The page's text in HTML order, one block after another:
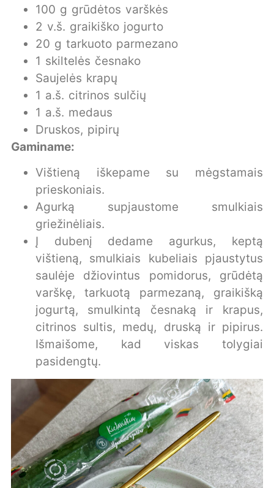
100 g grūdėtos varškės
2 v.š. graikiško jogurto
20 g tarkuoto parmezano
1 skiltelės česnako
Saujelės krapų
1 a.š. citrinos sulčių
1 a.š. medaus
Druskos, pipirų
Gaminame:
Vištieną iškepame su mėgstamais
prieskoniais.
Agurką supjaustome smulkiais
griežinėliais.
Į dubenį dedame agurkus, keptą
vištieną, smulkiais kubeliais pjaustytus
saulėje džiovintus pomidorus, grūdėtą
varškę, tarkuotą parmezaną, graikišką
jogurtą, smulkintą česnaką ir krapus,
citrinos sultis, medų, druską ir pipirus.
Išmaišome, kad viskas tolygiai
pasidengtų.